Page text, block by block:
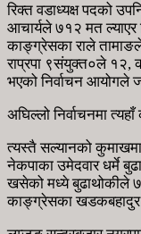
रिक्त वडाध्यक्ष पदको
आचार्यले ७१२ मत ल्याएर
काङ्ग्रेसका राले
राप्रपा ९संयुक्त०ले १२,
भएको निर्वाचन आयोगले
अघिल्लो निर्वाचनमा
त्यस्तै सल्यानको
नेकपाका उमेदवार धर्मे
खसेको मध्ये बुढाथोकीले
काङ्ग्रेसका खडकबहादुर